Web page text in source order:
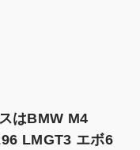
はBMW M4
LMGT3 エボ6